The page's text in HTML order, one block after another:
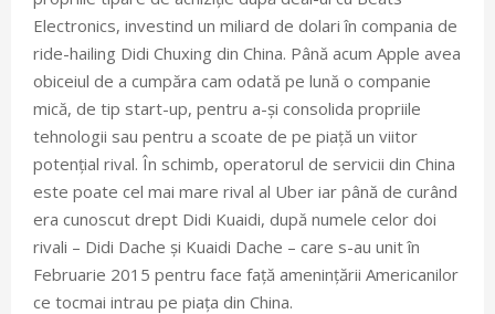
Electronics, investind un miliard de dolari în compania de
ride-hailing Didi Chuxing din China. Până acum Apple avea
obiceiul de a cumpăra cam odată pe lună o companie
mică, de tip start-up, pentru a-și consolida propriile
tehnologii sau pentru a scoate de pe piață un viitor
potențial rival. În schimb, operatorul de servicii din China
este poate cel mai mare rival al Uber iar până de curând
era cunoscut drept Didi Kuaidi, după numele celor doi
rivali – Didi Dache și Kuaidi Dache – care s-au unit în
Februarie 2015 pentru face față amenințării Americanilor
ce tocmai intrau pe piața din China.